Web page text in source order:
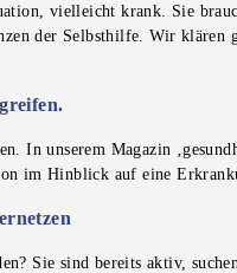
vielleicht krank. Sie
der Selbsthilfe. Wir klären
In unserem Magazin
im Hinblick auf eine
Sie sind bereits aktiv,